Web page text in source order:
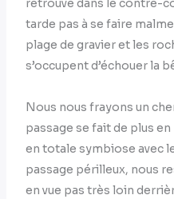
retrouve dans le contre-
tarde pas à se faire
plage de gravier et les
s’occupent d’échouer la
Nous nous frayons un
passage se fait de plus
en totale symbiose avec
passage périlleux, nous
en vue pas très loin